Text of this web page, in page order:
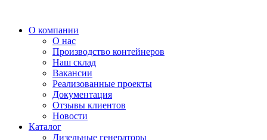
О компании
О нас
Производство контейнеров
Наш склад
Вакансии
Реализованные проекты
Документация
Отзывы клиентов
Новости
Каталог
Дизельные генераторы